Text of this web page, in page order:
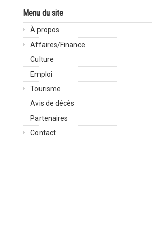
Menu du site
À propos
Affaires/Finance
Culture
Emploi
Tourisme
Avis de décès
Partenaires
Contact